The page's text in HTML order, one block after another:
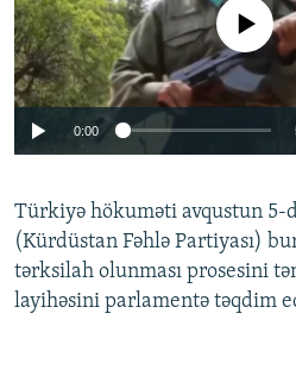
Auto 240p
720p
No media source
0:00
Türkiyə hökuməti avqustun 5-
(Kürdüstan Fəhlə Partiyası)
tərksilah olunması prosesini
layihəsini parlamentə təqdim